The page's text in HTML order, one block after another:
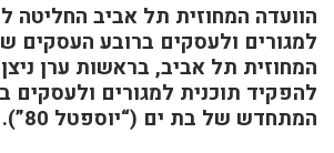
הוועדה המחוזית תל אביב החליטה
למגורים ולעסקים ברובע העסקים
המחוזית תל אביב, בראשות ערן
להפקיד תוכנית למגורים ולעסקים
המתחדש של בת ים (“יוספטל 80”).